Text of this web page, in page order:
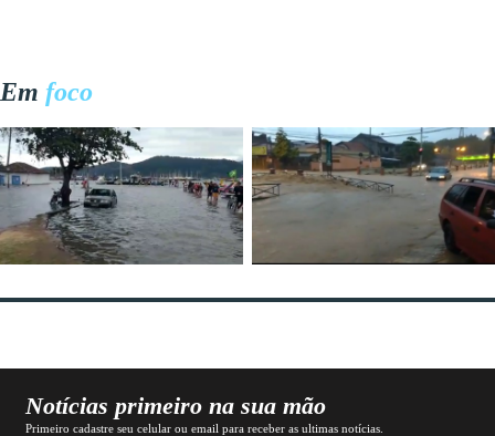
Em foco
Notícias primeiro na sua mão
Primeiro cadastre seu celular ou email para receber as ultimas notícias.